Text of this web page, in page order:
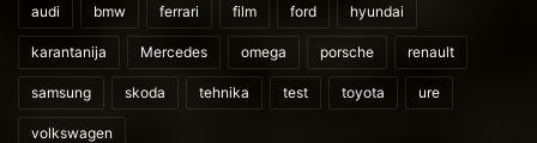
audi bmw ferrari film ford hyundai
karantanija Mercedes omega porsche renault
samsung skoda tehnika test toyota ure
volkswagen